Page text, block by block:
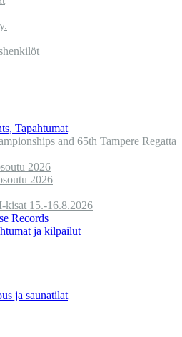
Tapahtumat
and 65th Tampere Regatta
2026
2026
kisat 15.-16.8.2026
Records
ja kilpailut
ja saunatilat